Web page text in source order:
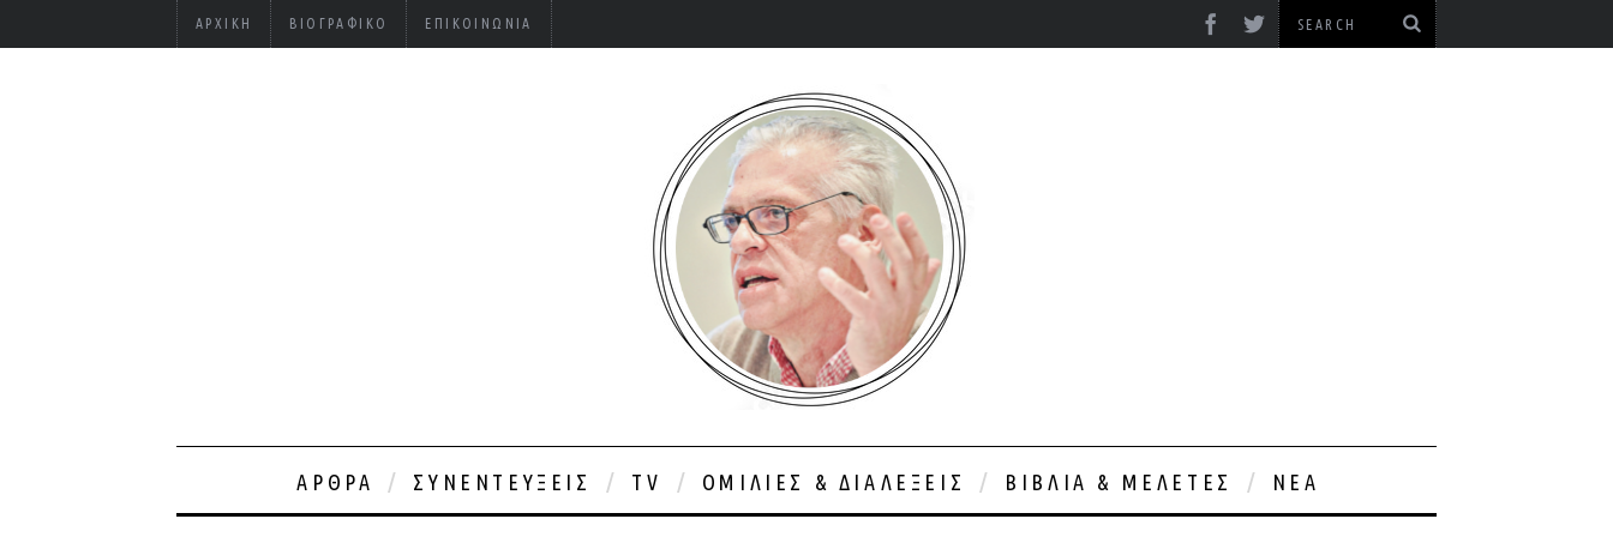
ΑΡΧΙΚΉ ΒΙΟΓΡΑΦΙΚΌ ΕΠΙΚΟΙΝΩΝΊΑ
ΆΡΘΡΑ ΣΥΝΕΝΤΕΎΞΕΙΣ TV ΟΜΙΛΊΕΣ & ΔΙΑΛΈΞΕΙΣ ΒΙΒΛΊΑ & ΜΕΛΈΤΕΣ ΝΈΑ